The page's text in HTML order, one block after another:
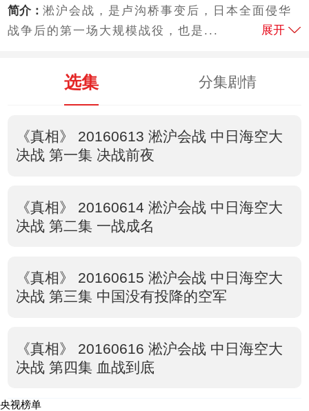
简介：淞沪会战，是卢沟桥事变后，日本全面侵华
战争后的第一场大规模战役，也是...
展开
选集 分集剧情
《真相》 20160613 淞沪会战 中日海空大
决战 第一集 决战前夜
《真相》 20160614 淞沪会战 中日海空大
决战 第二集 一战成名
《真相》 20160615 淞沪会战 中日海空大
决战 第三集 中国没有投降的空军
《真相》 20160616 淞沪会战 中日海空大
决战 第四集 血战到底
央视榜单